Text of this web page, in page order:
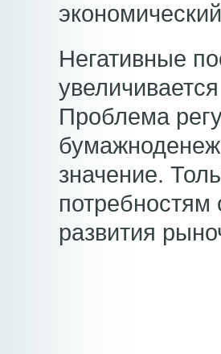
Негативные
Проблема
значение.
потребностям
развития